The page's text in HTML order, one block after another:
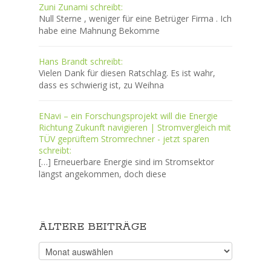
Zuni Zunami schreibt:
Null Sterne , weniger für eine Betrüger Firma . Ich
habe eine Mahnung Bekomme
Hans Brandt schreibt:
Vielen Dank für diesen Ratschlag. Es ist wahr,
dass es schwierig ist, zu Weihna
ENavi – ein Forschungsprojekt will die Energie
Richtung Zukunft navigieren | Stromvergleich mit
TÜV geprüftem Stromrechner - jetzt sparen
schreibt:
[…] Erneuerbare Energie sind im Stromsektor
längst angekommen, doch diese
ÄLTERE BEITRÄGE
Ältere
Beiträge